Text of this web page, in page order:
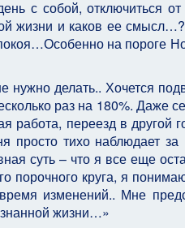
с собой, отключиться от
жизни и каков ее
на пороге
делать.. Хочется
раз на 180%. Даже
работа, переезд в другой
просто тихо наблюдает за
суть – что я все еще
порочного круга, я
изменений.. Мне
жизни…»